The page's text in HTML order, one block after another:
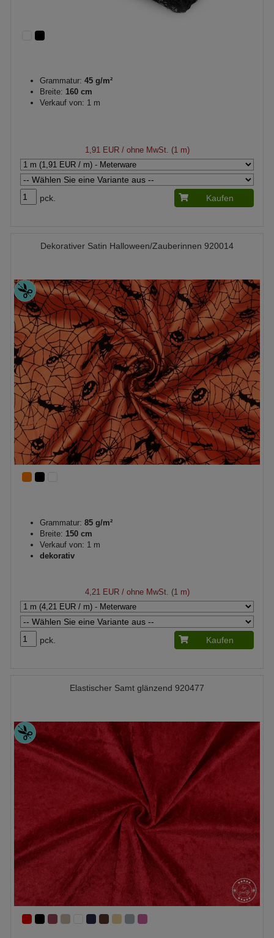
Grammatur: 45 g/m²
Breite: 160 cm
Verkauf von: 1 m
1,91 EUR/ ohne MwSt. (1 m)
pck. Kaufen
Dekorativer Satin Halloween/Zauberinnen 920014
Grammatur: 85 g/m²
Breite: 150 cm
Verkauf von: 1 m
dekorativ
4,21 EUR/ ohne MwSt. (1 m)
pck. Kaufen
Elastischer Samt glänzend 920477